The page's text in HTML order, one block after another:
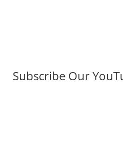
Subscribe Our